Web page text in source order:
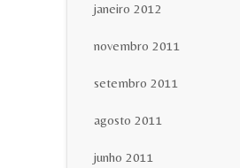
janeiro 2012
novembro 2011
setembro 2011
agosto 2011
junho 2011